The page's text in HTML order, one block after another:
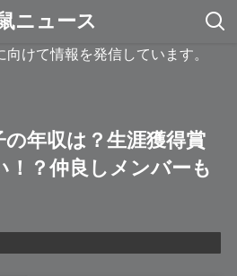
ニュース
けて情報を発信しています。
の年収は？生涯獲得賞
！？仲良しメンバーも